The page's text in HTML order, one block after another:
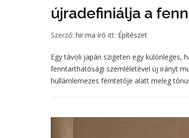
újradefiniálja a
Szerző: hir.ma író itt: Építészet
Egy távoli japán szigeten egy
fenntarthatósági szemléletével új irányt
hullámlemezes fémtetője alatt meleg